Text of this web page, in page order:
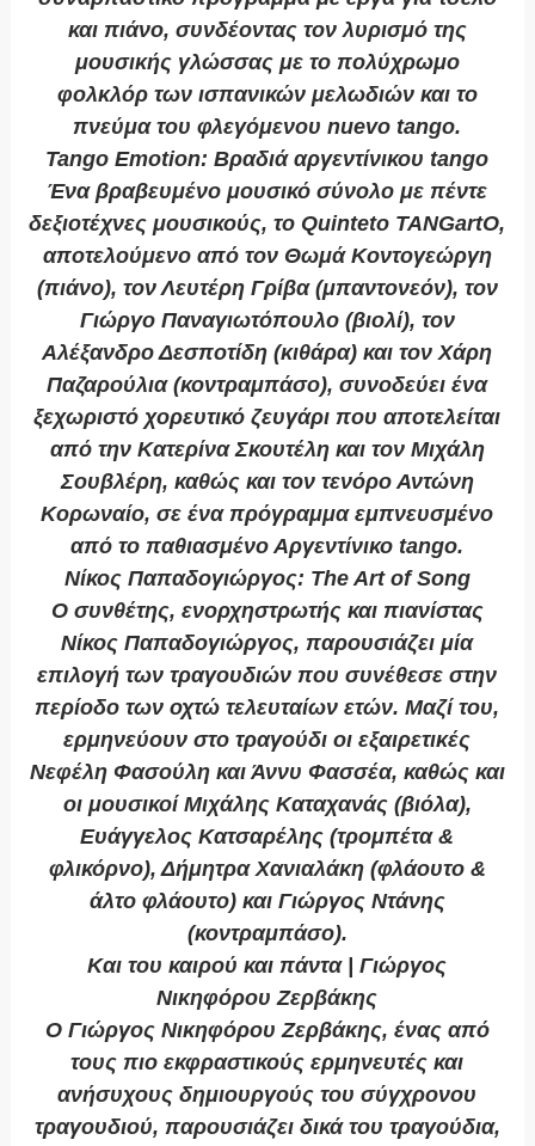
και πιάνο, συνδέοντας τον λυρισμό της
μουσικής γλώσσας με το πολύχρωμο
φολκλόρ των ισπανικών μελωδιών και το
πνεύμα του φλεγόμενου nuevo tango.
Tango Emotion: Bραδιά αργεντίνικου tango
Ένα βραβευμένο μουσικό σύνολο με πέντε
δεξιοτέχνες μουσικούς, το Quinteto TANGartO,
αποτελούμενο από τον Θωμά Κοντογεώργη
(πιάνο), τον Λευτέρη Γρίβα (μπαντονεόν), τον
Γιώργο Παναγιωτόπουλο (βιολί), τον
Αλέξανδρο Δεσποτίδη (κιθάρα) και τον Χάρη
Παζαρούλια (κοντραμπάσο), συνοδεύει ένα
ξεχωριστό χορευτικό ζευγάρι που αποτελείται
από την Κατερίνα Σκουτέλη και τον Μιχάλη
Σουβλέρη, καθώς και τον τενόρο Αντώνη
Κορωναίο, σε ένα πρόγραμμα εμπνευσμένο
από το παθιασμένο Αργεντίνικο tango.
Νίκος Παπαδογιώργος: The Art of Song
Ο συνθέτης, ενορχηστρωτής και πιανίστας
Νίκος Παπαδογιώργος, παρουσιάζει μία
επιλογή των τραγουδιών που συνέθεσε στην
περίοδο των οχτώ τελευταίων ετών. Μαζί του,
ερμηνεύουν στο τραγούδι οι εξαιρετικές
Νεφέλη Φασούλη και Άννυ Φασσέα, καθώς και
οι μουσικοί Μιχάλης Καταχανάς (βιόλα),
Ευάγγελος Κατσαρέλης (τρομπέτα &
φλικόρνο), Δήμητρα Χανιαλάκη (φλάουτο &
άλτο φλάουτο) και Γιώργος Ντάνης
(κοντραμπάσο).
Και του καιρού και πάντα | Γιώργος
Νικηφόρου Ζερβάκης
Ο Γιώργος Νικηφόρου Ζερβάκης, ένας από
τους πιο εκφραστικούς ερμηνευτές και
ανήσυχους δημιουργούς του σύγχρονου
τραγουδιού, παρουσιάζει δικά του τραγούδια,